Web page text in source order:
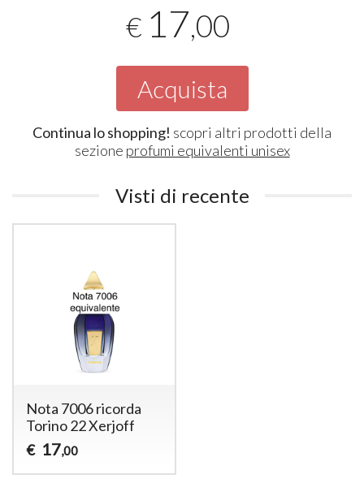
€ 17,00
Acquista
Continua lo shopping! scopri altri prodotti della
sezione profumi equivalenti unisex
Visti di recente
Nota 7006 ricorda
Torino 22 Xerjoff
€ 17,00